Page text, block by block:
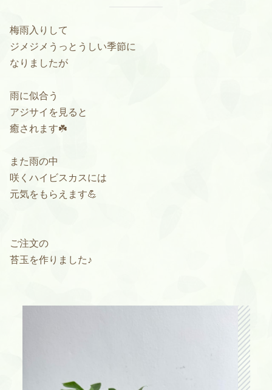
梅雨入りして
ジメジメうっとうしい季節に
なりましたが
雨に似合う
アジサイを見ると
癒されます☘️
また雨の中
咲くハイビスカスには
元気をもらえます💪
ご注文の
苔玉を作りました♪